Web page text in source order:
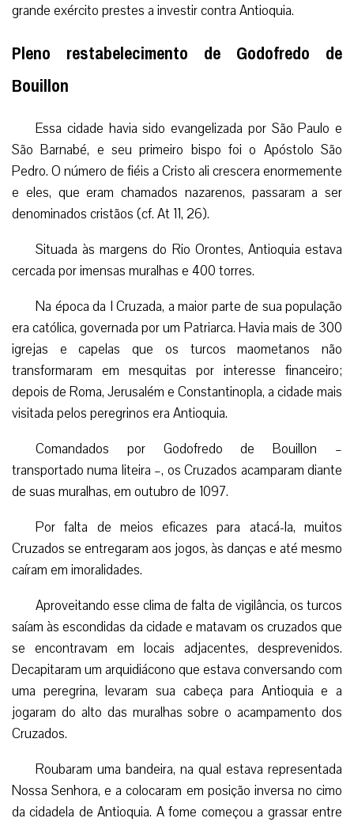
grande exército prestes a investir contra Antioquia.
Pleno restabelecimento de Godofredo de
Bouillon
Essa cidade havia sido evangelizada por São Paulo e
São Barnabé, e seu primeiro bispo foi o Apóstolo São
Pedro. O número de fiéis a Cristo ali crescera enormemente
e eles, que eram chamados nazarenos, passaram a ser
denominados cristãos (cf. At 11, 26).
Situada às margens do Rio Orontes, Antioquia estava
cercada por imensas muralhas e 400 torres.
Na época da I Cruzada, a maior parte de sua população
era católica, governada por um Patriarca. Havia mais de 300
igrejas e capelas que os turcos maometanos não
transformaram em mesquitas por interesse financeiro;
depois de Roma, Jerusalém e Constantinopla, a cidade mais
visitada pelos peregrinos era Antioquia.
Comandados por Godofredo de Bouillon –
transportado numa liteira –, os Cruzados acamparam diante
de suas muralhas, em outubro de 1097.
Por falta de meios eficazes para atacá-la, muitos
Cruzados se entregaram aos jogos, às danças e até mesmo
caíram em imoralidades.
Aproveitando esse clima de falta de vigilância, os turcos
saíam às escondidas da cidade e matavam os cruzados que
se encontravam em locais adjacentes, desprevenidos.
Decapitaram um arquidiácono que estava conversando com
uma peregrina, levaram sua cabeça para Antioquia e a
jogaram do alto das muralhas sobre o acampamento dos
Cruzados.
Roubaram uma bandeira, na qual estava representada
Nossa Senhora, e a colocaram em posição inversa no cimo
da cidadela de Antioquia. A fome começou a grassar entre